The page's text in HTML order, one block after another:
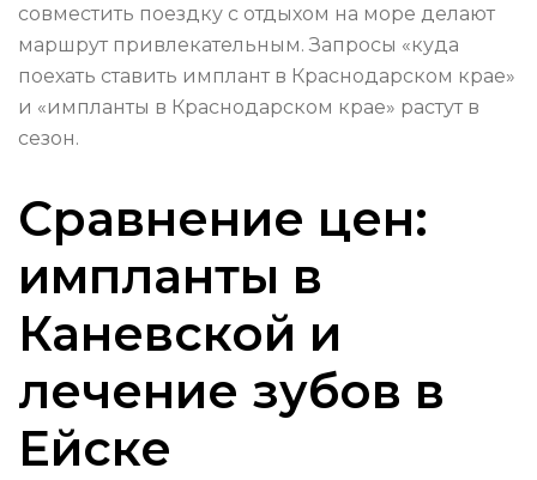
совместить поездку с отдыхом на море делают
маршрут привлекательным. Запросы «куда
поехать ставить имплант в Краснодарском крае»
и «импланты в Краснодарском крае» растут в
сезон.
Сравнение цен:
импланты в
Каневской и
лечение зубов в
Ейске